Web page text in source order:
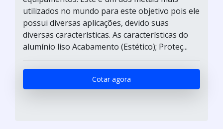
utilizados no mundo para este objetivo pois ele
possui diversas aplicações, devido suas
diversas características. As características do
alumínio liso Acabamento (Estético); Proteç...
Cotar agora